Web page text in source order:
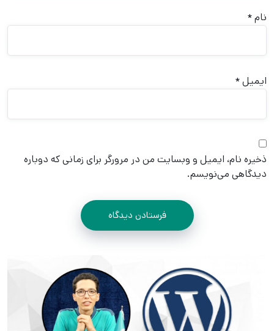
نام*
ایمیل*
ذخیره نام، ایمیل و وبسایت من در مرورگر برای زمانی که دوباره
دیدگاهی می‌نویسم.